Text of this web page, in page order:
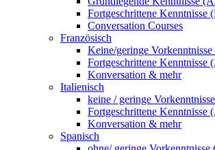
Fortgeschrittene Kenntnisse
Conversation Courses
Französisch
Keine/geringe
Fortgeschrittene Kenntnisse
Konversation & mehr
Italienisch
keine / geringe
Fortgeschrittene Kenntnisse
Konversation & mehr
Spanisch